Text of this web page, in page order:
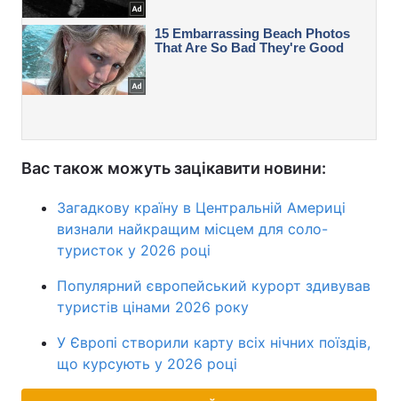
Вас також можуть зацікавити новини:
Загадкову країну в Центральній Америці
визнали найкращим місцем для соло-
туристок у 2026 році
Популярний європейський курорт здивував
туристів цінами 2026 року
У Європі створили карту всіх нічних поїздів,
що курсують у 2026 році